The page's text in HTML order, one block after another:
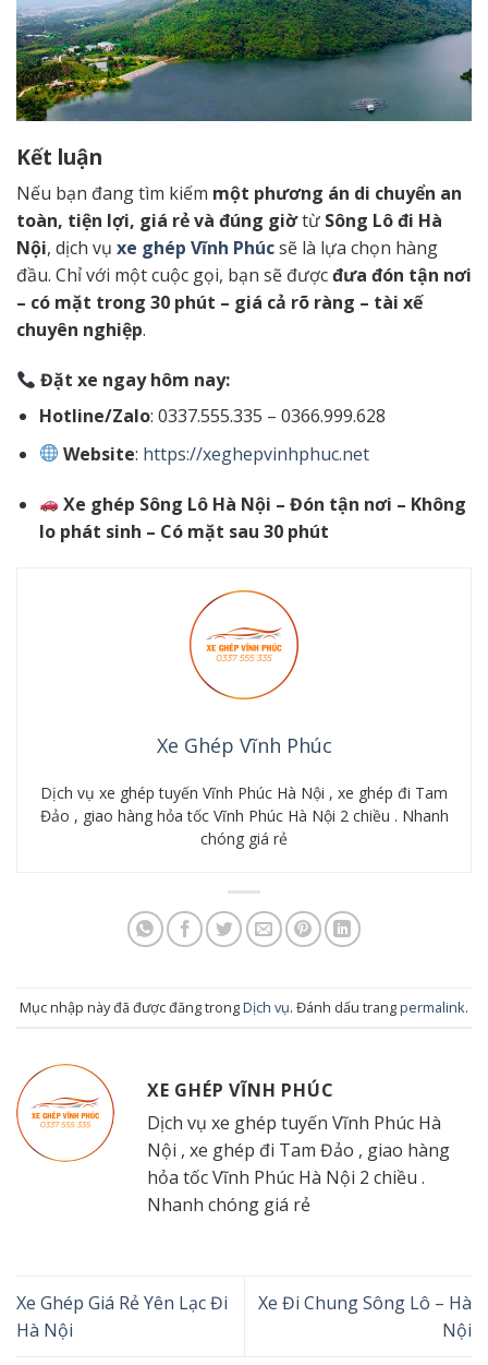
Kết luận
Nếu bạn đang tìm kiếm một phương án di chuyển an
toàn, tiện lợi, giá rẻ và đúng giờtừ Sông Lô đi Hà
Nội, dịch vụ xe ghép Vĩnh Phúcsẽ là lựa chọn hàng
đầu. Chỉ với một cuộc gọi, bạn sẽ đượcđưa đón tận nơi
– có mặt trong 30 phút – giá cả rõ ràng – tài xế
chuyên nghiệp.
Đặt xe ngay hôm nay:
Hotline/Zalo: 0337.555.335 – 0366.999.628
Website: https://xeghepvinhphuc.net
Xe ghép Sông Lô Hà Nội – Đón tận nơi – Không
lo phát sinh – Có mặt sau 30 phút
Xe Ghép Vĩnh Phúc
Dịch vụ xe ghép tuyến Vĩnh Phúc Hà Nội , xe ghép đi Tam
Đảo , giao hàng hỏa tốc Vĩnh Phúc Hà Nội 2 chiều . Nhanh
chóng giá rẻ
Mục nhập này đã được đăng trongDịch vụ. Đánh dấu trangpermalink.
XE GHÉP VĨNH PHÚC
Dịch vụ xe ghép tuyến Vĩnh Phúc Hà
Nội , xe ghép đi Tam Đảo , giao hàng
hỏa tốc Vĩnh Phúc Hà Nội 2 chiều .
Nhanh chóng giá rẻ
Xe Ghép Giá Rẻ Yên Lạc Đi
Hà Nội
Xe Đi Chung Sông Lô – Hà
Nội